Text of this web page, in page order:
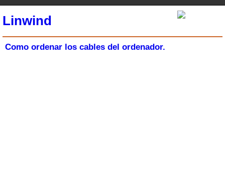
Linwind
Como ordenar los cables del ordenador.